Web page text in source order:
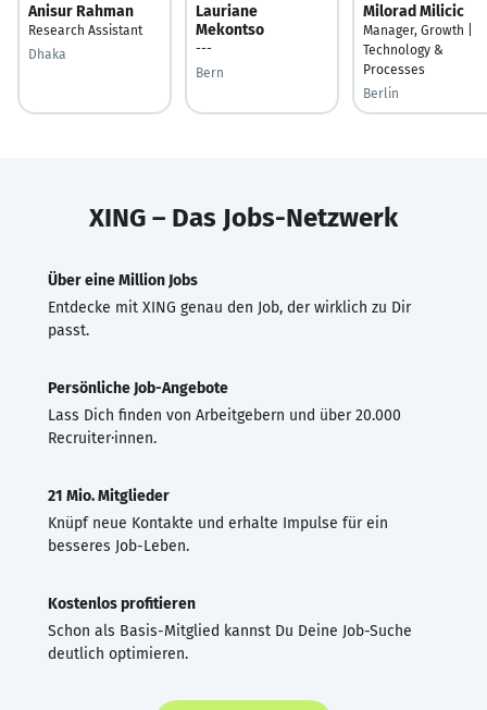
Anisur Rahman
Research Assistant
Dhaka
Lauriane
Mekontso
---
Bern
Milorad Milicic
Manager, Growth |
Technology &
Processes
Berlin
XING – Das Jobs-Netzwerk
Über eine Million Jobs
Entdecke mit XING genau den Job, der wirklich zu Dir
passt.
Persönliche Job-Angebote
Lass Dich finden von Arbeitgebern und über 20.000
Recruiter·innen.
21 Mio. Mitglieder
Knüpf neue Kontakte und erhalte Impulse für ein
besseres Job-Leben.
Kostenlos profitieren
Schon als Basis-Mitglied kannst Du Deine Job-Suche
deutlich optimieren.